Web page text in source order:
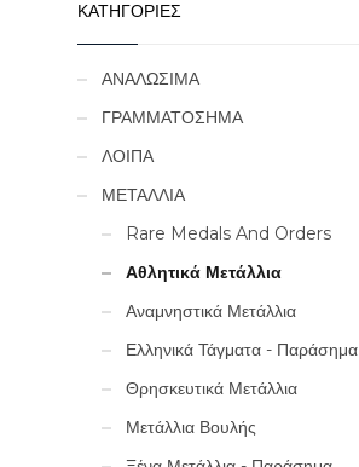
ΚΑΤΗΓΟΡΙΕΣ
ΑΝΑΛΩΣΙΜΑ
ΓΡΑΜΜΑΤΟΣΗΜΑ
ΛΟΙΠΑ
ΜΕΤΑΛΛΙΑ
Rare Medals And Orders
Αθλητικά Μετάλλια
Αναμνηστικά Μετάλλια
Ελληνικά Τάγματα - Παράσημα
Θρησκευτικά Μετάλλια
Μετάλλια Βουλής